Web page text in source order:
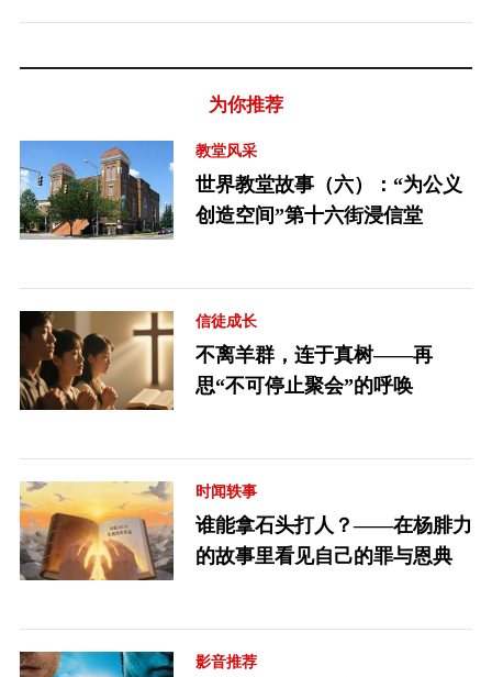
为你推荐
教堂风采
世界教堂故事（六）：“为公义
创造空间”第十六街浸信堂
信徒成长
不离羊群，连于真树——再
思“不可停止聚会”的呼唤
时闻轶事
谁能拿石头打人？——在杨腓力
的故事里看见自己的罪与恩典
影音推荐